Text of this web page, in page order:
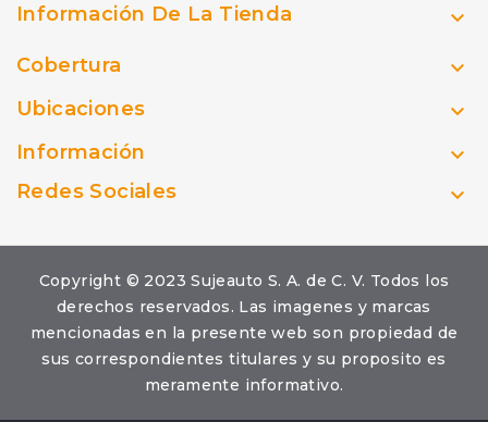
Información De La Tienda 
Cobertura 
Ubicaciones 
Información 
Redes Sociales 
Copyright © 2023 Sujeauto S. A. de C. V. Todos los
derechos reservados. Las imagenes y marcas
mencionadas en la presente web son propiedad de
sus correspondientes titulares y su proposito es
meramente informativo.